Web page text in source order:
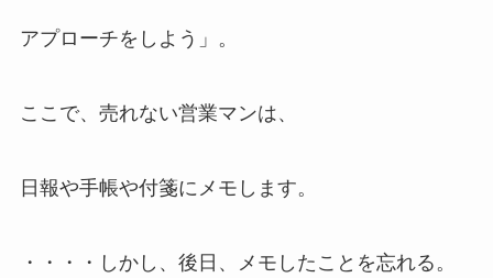
アプローチをしよう」。
ここで、売れない営業マンは、
日報や手帳や付箋にメモします。
・・・・しかし、後日、 メモしたことを忘れる 。